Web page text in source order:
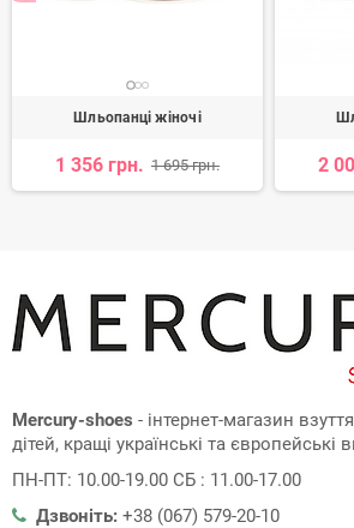
Шльопанці жіночі
1 356 грн. 1 695 грн. 2
Mercury-shoes - інтернет-магазин
дітей, кращі українські та європейські
ПН-ПТ: 10.00-19.00 СБ : 11.00-17.00
Дзвоніть: +38 (067) 579-20-10